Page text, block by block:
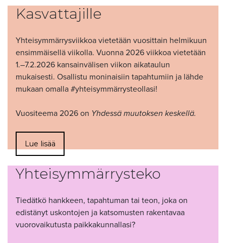
Kasvattajille
Yhteisymmärrysviikkoa vietetään vuosittain helmikuun
ensimmäisellä viikolla. Vuonna 2026 viikkoa vietetään
1.–7.2.2026 kansainvälisen viikon aikataulun
mukaisesti. Osallistu moninaisiin tapahtumiin ja lähde
mukaan omalla #yhteisymmärrysteollasi!
Vuositeema 2026 on Yhdessä muutoksen keskellä.
Lue lisää
Yhteisymmärrysteko
Tiedätkö hankkeen, tapahtuman tai teon, joka on
edistänyt uskontojen ja katsomusten rakentavaa
vuorovaikutusta paikkakunnallasi?